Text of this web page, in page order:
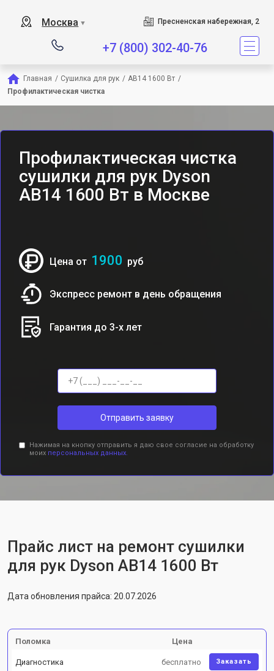
Москва ▼ Пресненская набережная, 2
+7 (800) 302-40-76
Главная / Сушилка для рук / AB14 1600 Вт /
Профилактическая чистка
Профилактическая чистка
сушилки для рук Dyson
AB14 1600 Вт в Москве
Цена от 1900 руб
Экспресс ремонт в день обращения
Гарантия до 3-х лет
Отправить заявку
Нажимая на кнопку отправить я даю свое согласие на обработку
моих персональных данных.
Прайс лист на ремонт сушилки
для рук Dyson AB14 1600 Вт
Дата обновления прайса: 20.07.2026
Поломка Цена
Диагностика бесплатно Заказать